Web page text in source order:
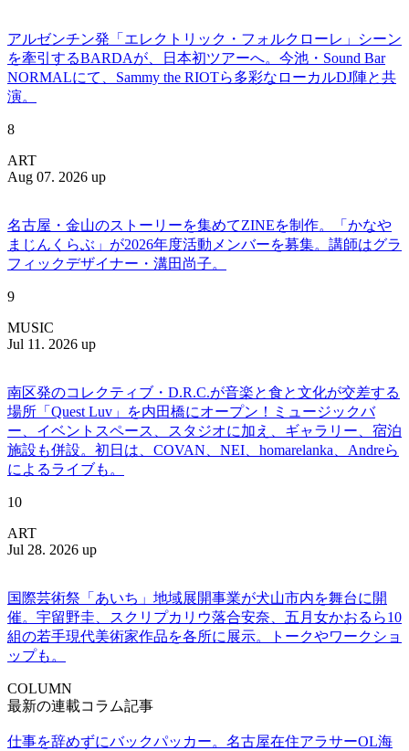
アルゼンチン発「エレクトリック・フォルクローレ」シーン
を牽引するBARDAが、日本初ツアーへ。今池・Sound Bar
NORMALにて、Sammy the RIOTら多彩なローカルDJ陣と共
演。
8
ART
Aug 07. 2026 up
名古屋・金山のストーリーを集めてZINEを制作。「かなや
まじんくらぶ」が2026年度活動メンバーを募集。講師はグラ
フィックデザイナー・溝田尚子。
9
MUSIC
Jul 11. 2026 up
南区発のコレクティブ・D.R.C.が⾳楽と⾷と⽂化が交差する
場所「Quest Luv」を内田橋にオープン！ミュージックバ
ー、イベントスペース、スタジオに加え、ギャラリー、宿泊
施設も併設。初日は、COVAN、NEI、homarelanka、Andreら
によるライブも。
10
ART
Jul 28. 2026 up
国際芸術祭「あいち」地域展開事業が犬山市内を舞台に開
催。宇留野圭、スクリプカリウ落合安奈、五月女かおるら10
組の若手現代美術家作品を各所に展示。トークやワークショ
ップも。
COLUMN
最新の連載コラム記事
仕事を辞めずにバックパッカー。名古屋在住アラサーOL海